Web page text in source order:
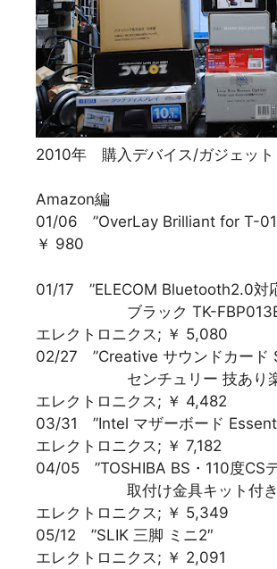
2010年 購入デバイス/ガジェッ
Amazon編
01/06 ”OverLay Brilliant for T-
￥ 980
01/17 ”ELECOM Bluetooth2.0対
ブラック TK-
エレクトロニクス; ￥ 5,080
02/27 ”Creative サウンドカード
センチュリー 技あり楽ラッ
エレクトロニクス; ￥ 4,482
03/31 ”Intel マザーボード
エレクトロニクス; ￥ 7,182
04/05 ”TOSHIBA BS・110度CS
取付け金具キット付き
エレクトロニクス; ￥ 5,349
05/12 ”SLIK 三脚 ミニ2″
エレクトロニクス; ￥ 2,091